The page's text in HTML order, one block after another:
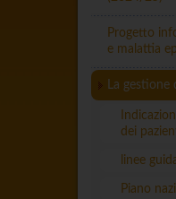
Progetto
e malattia
La gestione
dei
linee
Piano